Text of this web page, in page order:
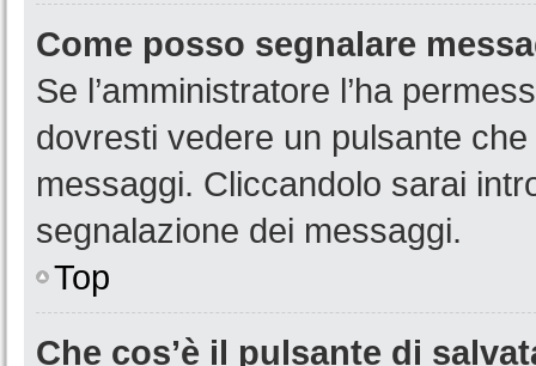
Come posso segnalare
Se l’amministratore l’ha
dovresti vedere un pulsante
messaggi. Cliccandolo sarai
segnalazione dei messaggi.
Top
Che cos’è il pulsante di